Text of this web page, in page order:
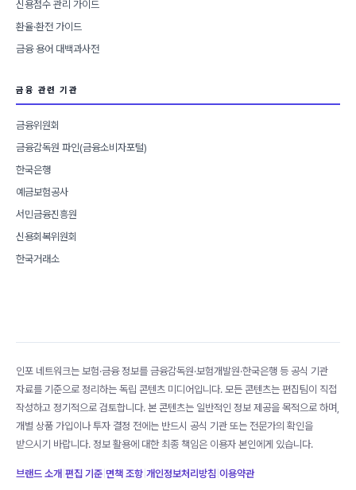
신용점수 관리 가이드
환율·환전 가이드
금융 용어 대백과사전
금융 관련 기관
금융위원회
금융감독원 파인(금융소비자포털)
한국은행
예금보험공사
서민금융진흥원
신용회복위원회
한국거래소
인포 네트워크는 보험·금융 정보를 금융감독원·보험개발원·한국은행 등 공식 기관
자료를 기준으로 정리하는 독립 콘텐츠 미디어입니다. 모든 콘텐츠는 편집팀이 직접
작성하고 정기적으로 검토합니다. 본 콘텐츠는 일반적인 정보 제공을 목적으로 하며,
개별 상품 가입이나 투자 결정 전에는 반드시 공식 기관 또는 전문가의 확인을
받으시기 바랍니다. 정보 활용에 대한 최종 책임은 이용자 본인에게 있습니다.
브랜드 소개 편집 기준 면책 조항 개인정보처리방침 이용약관